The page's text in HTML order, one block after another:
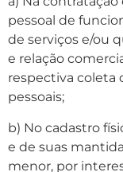
pessoal de
de serviços e/ou
e relação
respectiva coleta
pessoais;
b) No cadastro
e de suas
menor, por